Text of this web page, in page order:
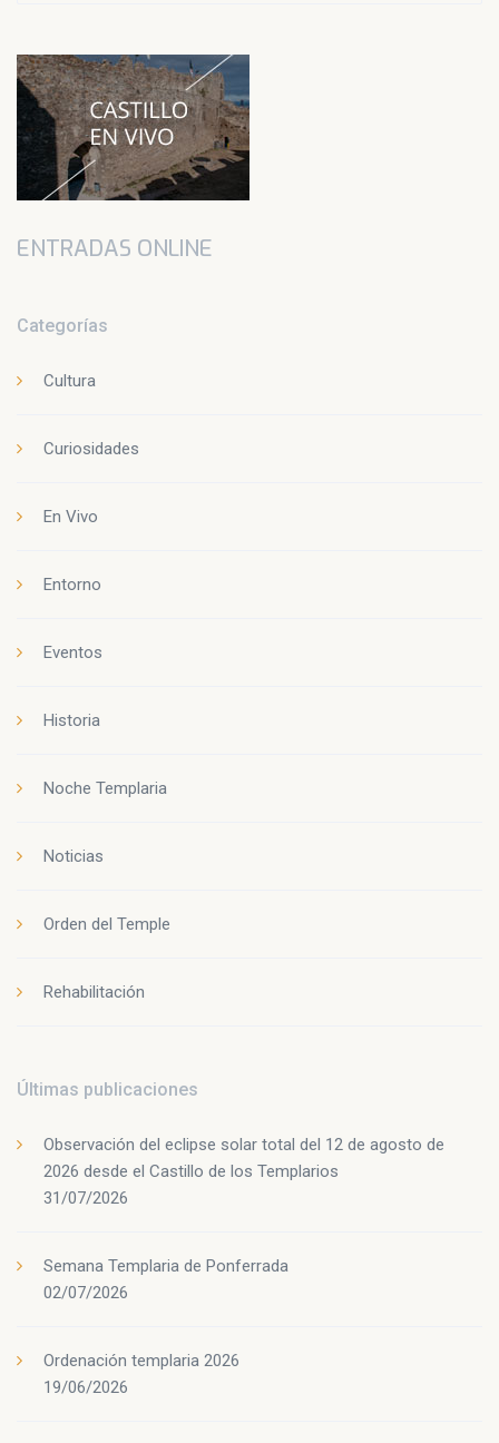
ENTRADAS ONLINE
Categorías
Cultura
Curiosidades
En Vivo
Entorno
Eventos
Historia
Noche Templaria
Noticias
Orden del Temple
Rehabilitación
Últimas publicaciones
Observación del eclipse solar total del 12 de agosto de
2026 desde el Castillo de los Templarios
31/07/2026
Semana Templaria de Ponferrada
02/07/2026
Ordenación templaria 2026
19/06/2026